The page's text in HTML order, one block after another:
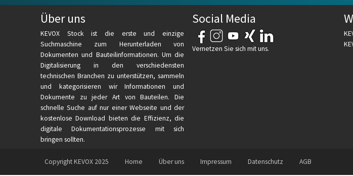
Über uns
KEVOX Stock ist die erste und einzige
Suchmaschine zum Herunterladen von
Dokumenten und Bauteilinformationen. Um die
Digitalisierung in den verschiedensten
technischen Branchen zu unterstützen, sammeln
und kategorisieren wir Informationen und
Dokumente zu jeder Art von Bauteilen. Die
schnelle Suche auf nur einer Webseite und der
kostenlose Download bieten die Effizienz, die
digitale Dokumentationsprozesse mit sich
bringen sollten.
Social Media
Vernetzen Sie sich mit uns.
Copyright KEVOX 2025 Home Über uns Impressum Datenschutz AGB